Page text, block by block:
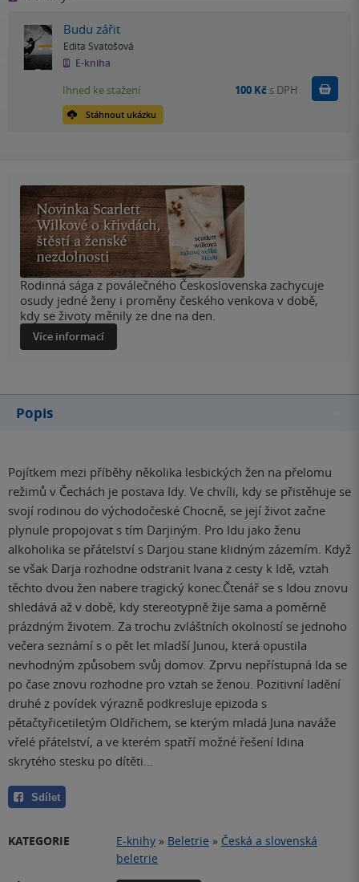
Budu zářit
Edita Svatošová
E-kniha
Stáhnout ukázku
Ihned ke stažení 100 Kč s DPH Koupit
Rodinná sága z poválečného Československa zachycuje
osudy jedné ženy i proměny českého venkova v době,
kdy se životy měnily ze dne na den.
Více informací
Popis
Pojítkem mezi příběhy několika lesbických žen na přelomu
režimů v Čechách je postava Idy. Ve chvíli, kdy se přistěhuje se
svojí rodinou do východočeské Chocně, se její život začne
plynule propojovat s tím Darjiným. Pro Idu jako ženu
alkoholika se přátelství s Darjou stane klidným zázemím. Když
se však Darja rozhodne odstranit Ivana z cesty k Idě, vztah
těchto dvou žen nabere tragický konec.Čtenář se s Idou znovu
shledává až v době, kdy stereotypně žije sama a poměrně
prázdným životem. Za trochu zvláštních okolností se jednoho
večera seznámí s o pět let mladší Junou, která opustila
nevhodným způsobem svůj domov. Zprvu nepřístupná Ida se
po čase znovu rozhodne pro vztah se ženou. Pozitivní ladění
druhé z povídek výrazně podkresluje epizoda s
pětačtyřicetiletým Oldřichem, se kterým mladá Juna naváže
vřelé přátelství, a ve kterém spatří možné řešení Idina
skrytého stesku po dítěti...
Sdílet
KATEGORIE E-knihy » Beletrie » Česká a slovenská
beletrie